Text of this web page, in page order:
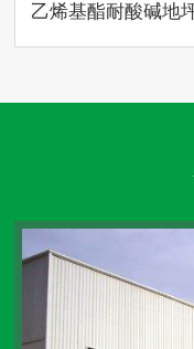
乙烯基酯耐酸碱地